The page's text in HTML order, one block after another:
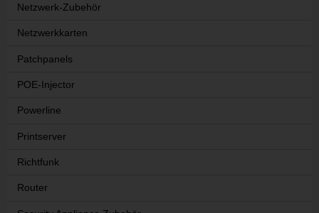
Netzwerk-Zubehör
Netzwerkkarten
Patchpanels
POE-Injector
Powerline
Printserver
Richtfunk
Router